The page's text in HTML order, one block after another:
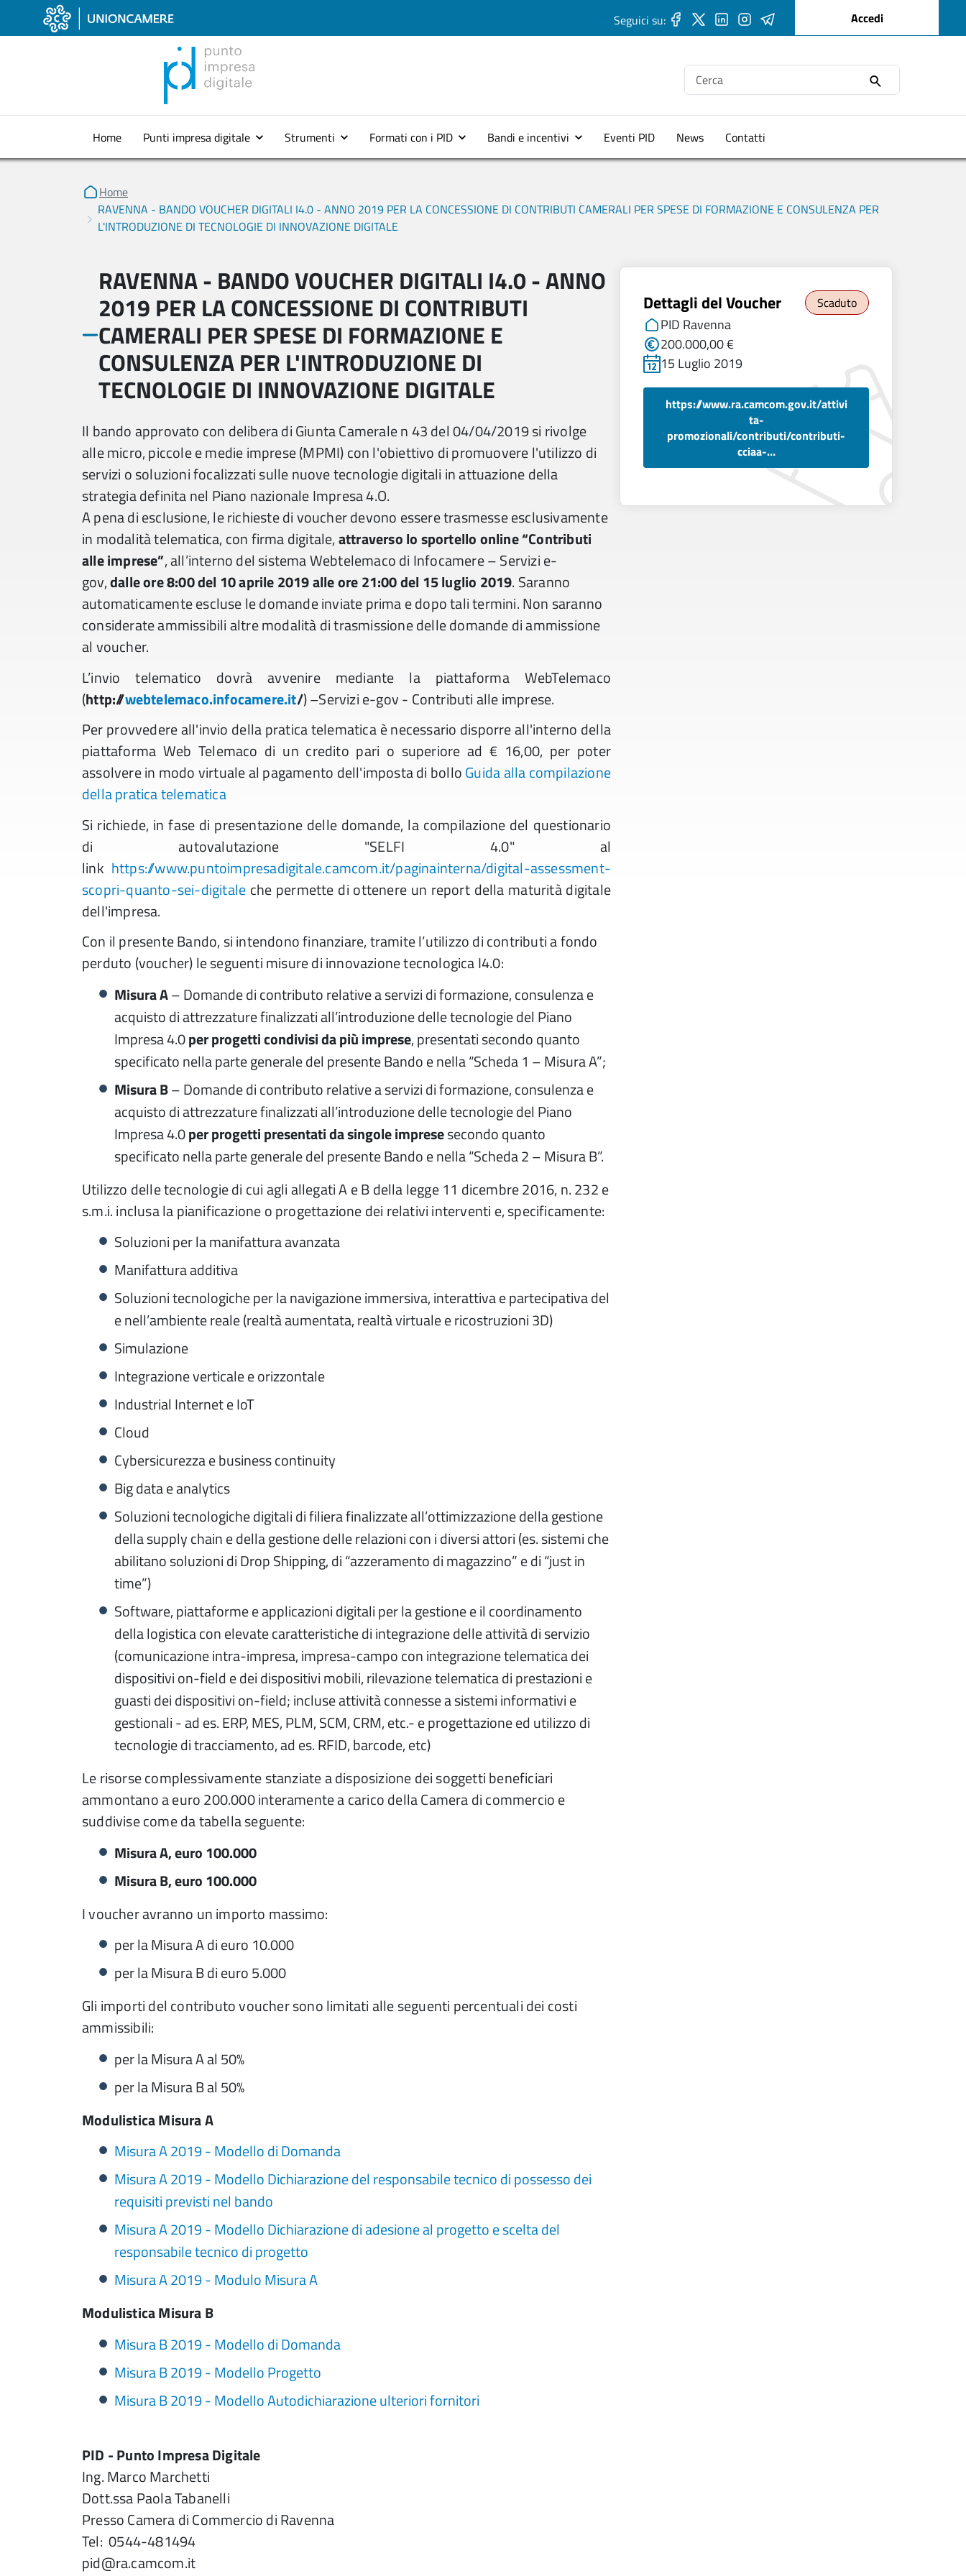
Seguici su: User account
Accedi
Ricerca
Menu top 2
Home Punti impresa digitale Strumenti Formati con i PID Bandi e incentivi Eventi PID News Contatti
Home
RAVENNA - BANDO VOUCHER DIGITALI I4.0 - ANNO 2019 PER LA CONCESSIONE DI CONTRIBUTI CAMERALI PER SPESE DI FORMAZIONE E CONSULENZA PER
L'INTRODUZIONE DI TECNOLOGIE DI INNOVAZIONE DIGITALE
RAVENNA - BANDO VOUCHER DIGITALI I4.0 - ANNO
2019 PER LA CONCESSIONE DI CONTRIBUTI
CAMERALI PER SPESE DI FORMAZIONE E
CONSULENZA PER L'INTRODUZIONE DI
TECNOLOGIE DI INNOVAZIONE DIGITALE
Il bando approvato con delibera di Giunta Camerale n 43 del 04/04/2019 si rivolge
alle micro, piccole e medie imprese (MPMI) con l'obiettivo di promuovere l'utilizzo di
servizi o soluzioni focalizzati sulle nuove tecnologie digitali in attuazione della
strategia definita nel Piano nazionale Impresa 4.O.
A pena di esclusione, le richieste di voucher devono essere trasmesse esclusivamente
in modalità telematica, con firma digitale,attraverso lo sportello online “Contributi
alle imprese”, all’interno del sistema Webtelemaco di Infocamere – Servizi e-
gov,dalle ore 8:00 del 10 aprile 2019 alle ore 21:00 del 15 luglio 2019. Saranno
automaticamente escluse le domande inviate prima e dopo tali termini. Non saranno
considerate ammissibili altre modalità di trasmissione delle domande di ammissione
al voucher.
L’invio telematico dovrà avvenire mediante la piattaforma WebTelemaco
(http://webtelemaco.infocamere.it/) –Servizi e-gov - Contributi alle imprese.
Per provvedere all'invio della pratica telematica è necessario disporre all'interno della
piattaforma Web Telemaco di un credito pari o superiore ad € 16,00, per poter
assolvere in modo virtuale al pagamento dell'imposta di bolloGuida alla compilazione
della pratica telematica
Si richiede, in fase di presentazione delle domande, la compilazione del questionario
di autovalutazione "SELFI 4.0" al
link https://www.puntoimpresadigitale.camcom.it/paginainterna/digital-assessment-
scopri-quanto-sei-digitale che permette di ottenere un report della maturità digitale
dell'impresa.
Con il presente Bando, si intendono finanziare, tramite l’utilizzo di contributi a fondo
perduto (voucher) le seguenti misure di innovazione tecnologica I4.0:
Misura A– Domande di contributo relative a servizi di formazione, consulenza e
acquisto di attrezzature finalizzati all’introduzione delle tecnologie del Piano
Impresa 4.0per progetti condivisi da più imprese, presentati secondo quanto
specificato nella parte generale del presente Bando e nella “Scheda 1 – Misura A”;
Misura B– Domande di contributo relative a servizi di formazione, consulenza e
acquisto di attrezzature finalizzati all’introduzione delle tecnologie del Piano
Impresa 4.0per progetti presentati da singole impresesecondo quanto
specificato nella parte generale del presente Bando e nella “Scheda 2 – Misura B”.
Utilizzo delle tecnologie di cui agli allegati A e B della legge 11 dicembre 2016, n. 232 e
s.m.i. inclusa la pianificazione o progettazione dei relativi interventi e, specificamente:
Soluzioni per la manifattura avanzata
Manifattura additiva
Soluzioni tecnologiche per la navigazione immersiva, interattiva e partecipativa del
e nell’ambiente reale (realtà aumentata, realtà virtuale e ricostruzioni 3D)
Simulazione
Integrazione verticale e orizzontale
Industrial Internet e IoT
Cloud
Cybersicurezza e business continuity
Big data e analytics
Soluzioni tecnologiche digitali di filiera finalizzate all’ottimizzazione della gestione
della supply chain e della gestione delle relazioni con i diversi attori (es. sistemi che
abilitano soluzioni di Drop Shipping, di “azzeramento di magazzino” e di “just in
time”)
Software, piattaforme e applicazioni digitali per la gestione e il coordinamento
della logistica con elevate caratteristiche di integrazione delle attività di servizio
(comunicazione intra-impresa, impresa-campo con integrazione telematica dei
dispositivi on-field e dei dispositivi mobili, rilevazione telematica di prestazioni e
guasti dei dispositivi on-field; incluse attività connesse a sistemi informativi e
gestionali - ad es. ERP, MES, PLM, SCM, CRM, etc.- e progettazione ed utilizzo di
tecnologie di tracciamento, ad es. RFID, barcode, etc)
Le risorse complessivamente stanziate a disposizione dei soggetti beneficiari
ammontano a euro 200.000 interamente a carico della Camera di commercio e
suddivise come da tabella seguente:
Misura A, euro 100.000
Misura B, euro 100.000
I voucher avranno un importo massimo:
per la Misura A di euro 10.000
per la Misura B di euro 5.000
Gli importi del contributo voucher sono limitati alle seguenti percentuali dei costi
ammissibili:
per la Misura A al 50%
per la Misura B al 50%
Modulistica Misura A
Misura A 2019 - Modello di Domanda
Misura A 2019 - Modello Dichiarazione del responsabile tecnico di possesso dei
requisiti previsti nel bando
Misura A 2019 - Modello Dichiarazione di adesione al progetto e scelta del
responsabile tecnico di progetto
Misura A 2019 - Modulo Misura A
Modulistica Misura B
Misura B 2019 - Modello di Domanda
Misura B 2019 - Modello Progetto
Misura B 2019 - Modello Autodichiarazione ulteriori fornitori
PID - Punto Impresa Digitale
Ing. Marco Marchetti
Dott.ssa Paola Tabanelli
Presso Camera di Commercio di Ravenna
Tel: 0544-481494
pid@ra.camcom.it
Dettagli del Voucher Scaduto
PID Ravenna
200.000,00 €
15 Luglio 2019
https://www.ra.camcom.gov.it/attivi
ta-
promozionali/contributi/contributi-
cciaa-…